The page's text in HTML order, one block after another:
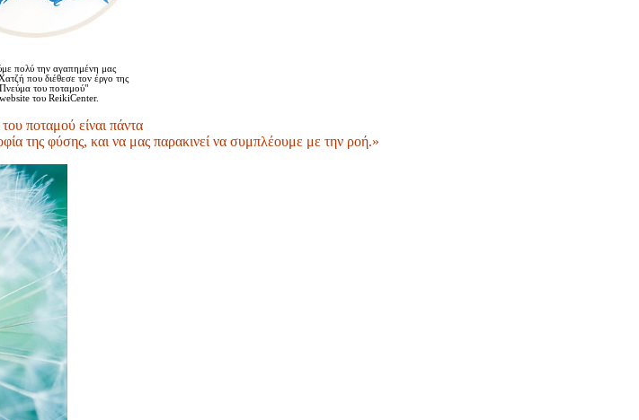
πολύ την αγαπημένη μας
που διέθεσε τον έργο της
του ποταμού"
του ReikiCenter.
ποταμού είναι πάντα
της φύσης, και να μας παρακινεί να συμπλέουμε με την ροή.»